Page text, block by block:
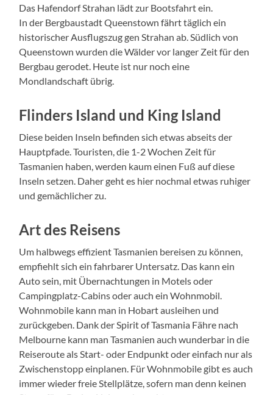
Das Hafendorf Strahan lädt zur Bootsfahrt ein.
In der Bergbaustadt Queenstown fährt täglich ein
historischer Ausflugszug gen Strahan ab. Südlich von
Queenstown wurden die Wälder vor langer Zeit für den
Bergbau gerodet. Heute ist nur noch eine
Mondlandschaft übrig.
Flinders Island und King Island
Diese beiden Inseln befinden sich etwas abseits der
Hauptpfade. Touristen, die 1-2 Wochen Zeit für
Tasmanien haben, werden kaum einen Fuß auf diese
Inseln setzen. Daher geht es hier nochmal etwas ruhiger
und gemächlicher zu.
Art des Reisens
Um halbwegs effizient Tasmanien bereisen zu können,
empfiehlt sich ein fahrbarer Untersatz. Das kann ein
Auto sein, mit Übernachtungen in Motels oder
Campingplatz-Cabins oder auch ein Wohnmobil.
Wohnmobile kann man in Hobart ausleihen und
zurückgeben. Dank der Spirit of Tasmania Fähre nach
Melbourne kann man Tasmanien auch wunderbar in die
Reiseroute als Start- oder Endpunkt oder einfach nur als
Zwischenstopp einplanen. Für Wohnmobile gibt es auch
immer wieder freie Stellplätze, sofern man denn keinen